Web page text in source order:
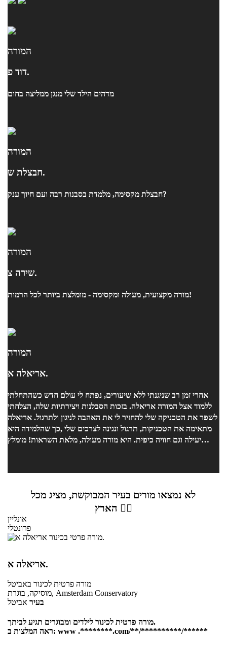
המורה
דוד פ.
מדהים הילד שלי מנגן ממליצה בחום
המורה
חבצלת ש.
חבצלת מקסימה, מלמדת בסבנות רבה ועם חיוך ענק?
המורה
שירה צ.
מורה מקצועית, מעולה ומקסימה - מומלצת ביותר לכל הרמות!
המורה
אריאלה א.
אחרי זמן רב שניגנתי ללא שיעורים, נפתח לי עולם חדש כשהתחלתי
ללמוד אצל המורה אריאלה. בזכות הסבלנות ויצירתיות שלה, הצלחתי
לשפר את הטכניקה שלי להחזיר לי את האהבה לניגון ולתרגול. אריאלה
מתאימה את הטכניקות, תרגול ונגינה לצרכים שלי ,כך שהלמידה היא
יעילה וגם חוויה כיפית. היא מורה מעולה, מלאת השראות! מומלץ
לא נמצאו מורים בעיר המבוקשת, מציג מכל
הארץ 👇🏼
אונליין
פרונטלי
אריאלה א.
מורה פרטית לכינור באביטל
מוסיקה, בוגרת, Amsterdam Conservatory
בעיר אביטל
מורה פרטית לכינור לילדים ומבוגרים תגיע לביתך.
ראה המלצות ב: www .********.com/**/**********/******